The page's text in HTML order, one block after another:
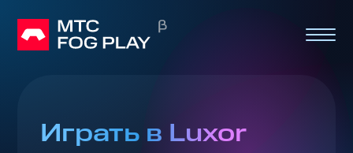
Играть в Luxor